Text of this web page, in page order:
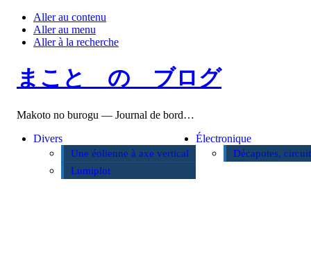
Aller au contenu
Aller au menu
Aller à la recherche
まこと の ブログ
Makoto no burogu — Journal de bord…
Divers
Une éolienne à axe vertical
Lumiplot
Électronique
Décapotes,